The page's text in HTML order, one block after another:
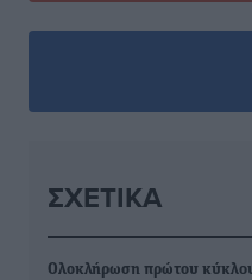
ΣΧΕΤΙΚΆ
Ολοκλήρωση πρώτου